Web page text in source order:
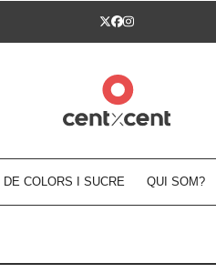
Twitter
Facebook
Instagram
DE COLORS I SUCRE QUI SOM?